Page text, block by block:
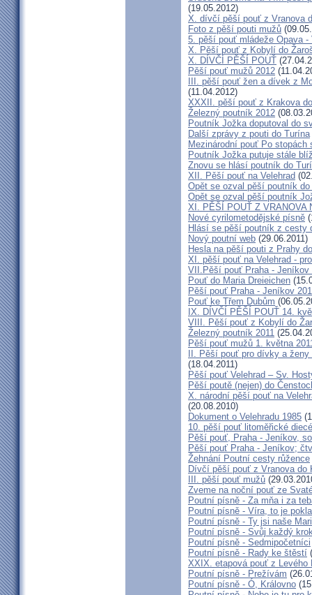
(19.05.2012)
X. dívčí pěší pouť z Vranova
Foto z pěší pouti mužů
5. pěší pouť mládeže Opava -
X. Pěší pouť z Kobylí do
X. DÍVČÍ PĚŠÍ POUŤ
Pěší pouť mužů 2012
III. pěší pouť žen a dívek z
(11.04.2012)
XXXII. pěší pouť z Krakova
Železný poutník 2012
Poutník Jožka doputoval do
Další zprávy z pouti do Turína
Mezinárodní pouť Po stopách
Poutník Jožka putuje stále
Znovu se hlásí poutník do
XII. Pěší pouť na Velehrad
Opět se ozval pěší poutník do
Opět se ozval pěší poutník
XI. PĚŠÍ POUŤ Z VRANOVA
Nové cyrilometodějské písně
Hlásí se pěší poutník z cesty
Nový poutní web (29.06.2011)
Hesla na pěší pouti z Prahy
XI. pěší pouť na Velehrad -
VII.Pěší pouť Praha -
Pouť do Maria Dreieichen
Pěší pouť Praha - Jeníkov
Pouť ke Třem Dubům
IX. DÍVČÍ PĚŠÍ POUŤ 14.
VIII. Pěší pouť z Kobylí do
Železný poutník 2011
Pěší pouť mužů 1. května
II. Pěší pouť pro dívky a
(18.04.2011)
Pěší pouť Velehrad – Sv.
Pěší poutě (nejen) do
X. národní pěší pouť na
(20.08.2010)
Dokument o Velehradu 1985
10. pěší pouť litoměřické
Pěší pouť, Praha - Jeníkov,
Pěší pouť Praha - Jeníkov;
Žehnání Poutní cesty růžence
Dívčí pěší pouť z Vranova do
III. pěší pouť mužů
Zveme na noční pouť ze
Poutní písně - Za mňa i za
Poutní písně - Víra, to je
Poutní písně - Ty jsi naše
Poutní písně - Svůj každý
Poutní písně - Sedmipočetníci
Poutní písně - Rady ke štěstí
XXIX. etapová pouť z Levého
Poutní písně - Prežívám
Poutní písně - Ó, Královno